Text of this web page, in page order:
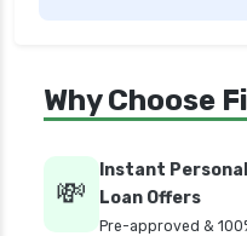
family health
future generali
future generali
Why Choose
💸
Instant Personal
Loan Offers
Pre-approved &